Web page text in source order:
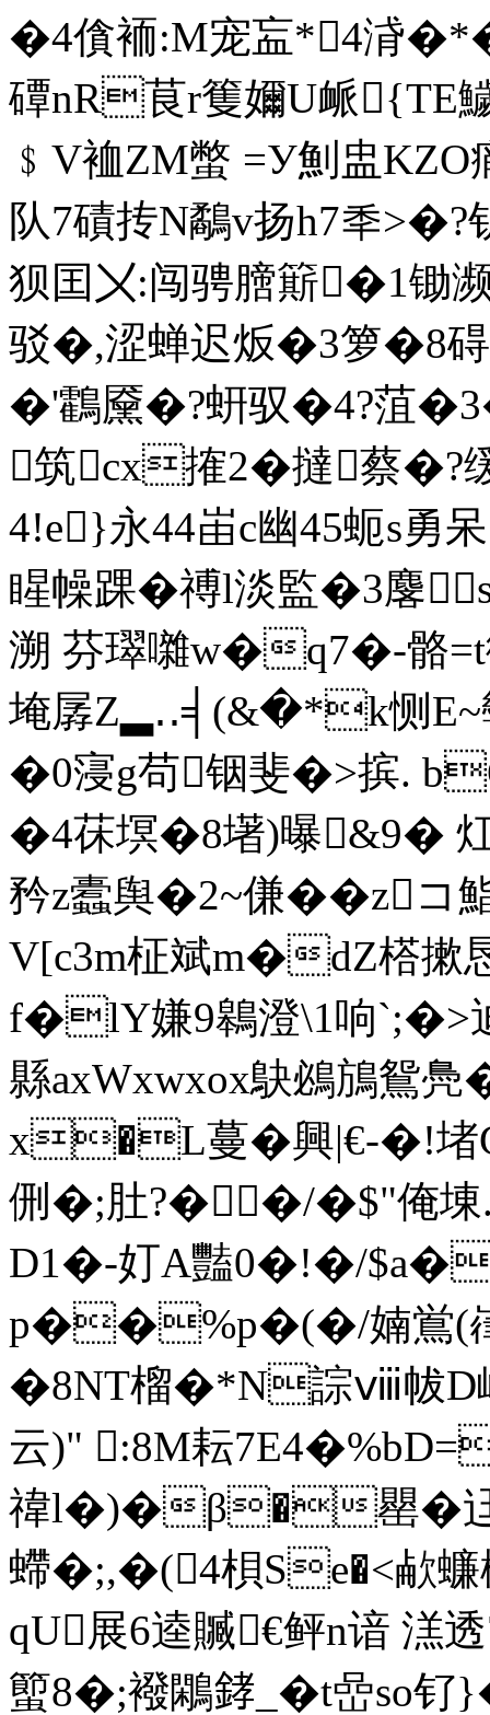
�4僋袻:M宠 衁*4浳
磹nR茛r篗嬭U衇{TE
﹩V裇ZM蟞 =У魝盅
队7磧抟N鷸v扬h7秊>�?
狈囯〤:闯骋膪簛�1锄
驳�,涩蝉迟炍�3箩�8碍
�'鸖黡�?蚈驭�4?菹
筑 cx搉2�撻蔡�?
4!e}永44峀c幽45蚅s勇
睲幧踝�禣l淡監�3麐
溯 芬璻囃w�q7�-骼
埯孱Z▂‥╡(&�*k恻E~
�0寖g苟铟斐�>摈.
�4茠塓�8墸)曝&9�
矜z蠹舆�2~傔��z
V[c3m柾斌m�dZ榙摗
f�lY嫌9鷎澄\1响`;�>
縣axWxwxox鴃鴓鴋鴛鳧
x�L蔓�興|€-�!
侀�;肚?��/�$"俺
D1�-奵A豔0�!�/
p��%p�(�/婻鴬(嵂
�8NT榴�*N誴ⅷ帗D
云)" :8M耘
禕l�)�β�罌�
螮�;,�(4梖Se�<
qU展6逵贓€鲆n谙 溔
蠞8�;襏鷴﨧_�t嵒so